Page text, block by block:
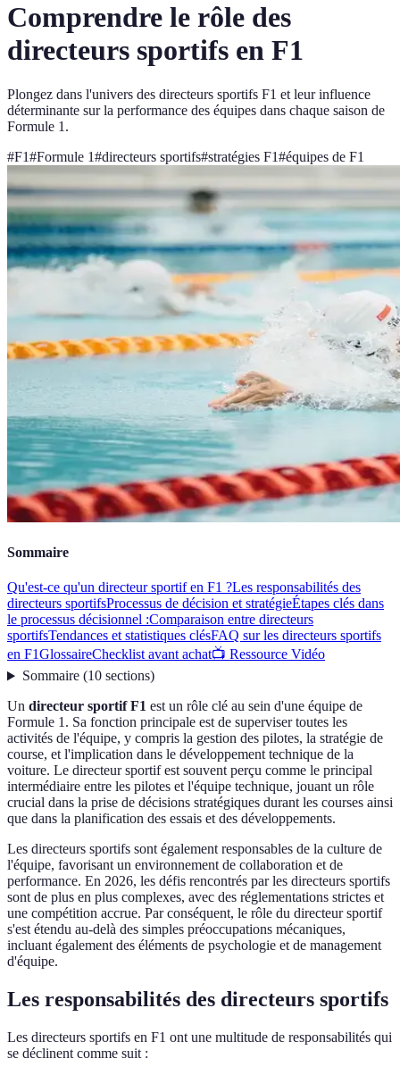
Comprendre le rôle des
directeurs sportifs en F1
Plongez dans l'univers des directeurs sportifs F1 et leur influence
déterminante sur la performance des équipes dans chaque saison de
Formule 1.
#F1#Formule 1#directeurs sportifs#stratégies F1#équipes de F1
Sommaire
Qu'est-ce qu'un directeur sportif en F1 ?Les responsabilités des
directeurs sportifsProcessus de décision et stratégieÉtapes clés dans
le processus décisionnel :Comparaison entre directeurs
sportifsTendances et statistiques clésFAQ sur les directeurs sportifs
en F1GlossaireChecklist avant achat📺 Ressource Vidéo
Sommaire(10 sections)
Un directeur sportif F1 est un rôle clé au sein d'une équipe de
Formule 1. Sa fonction principale est de superviser toutes les
activités de l'équipe, y compris la gestion des pilotes, la stratégie de
course, et l'implication dans le développement technique de la
voiture. Le directeur sportif est souvent perçu comme le principal
intermédiaire entre les pilotes et l'équipe technique, jouant un rôle
crucial dans la prise de décisions stratégiques durant les courses ainsi
que dans la planification des essais et des développements.
Les directeurs sportifs sont également responsables de la culture de
l'équipe, favorisant un environnement de collaboration et de
performance. En 2026, les défis rencontrés par les directeurs sportifs
sont de plus en plus complexes, avec des réglementations strictes et
une compétition accrue. Par conséquent, le rôle du directeur sportif
s'est étendu au-delà des simples préoccupations mécaniques,
incluant également des éléments de psychologie et de management
d'équipe.
Les responsabilités des directeurs sportifs
Les directeurs sportifs en F1 ont une multitude de responsabilités qui
se déclinent comme suit :